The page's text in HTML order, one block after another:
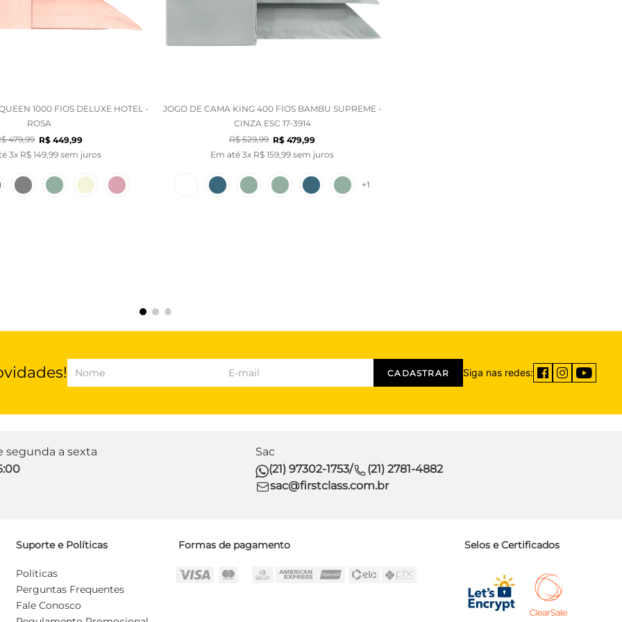
1000 FIOS DELUXE HOTEL -
ROSA
479,99 R$ 449,99
3x R$ 149, 99sem juros
JOGO DE CAMA KING 400 FIOS BAMBU SUPREME -
CINZA ESC 17-3914
R$ 529,99 R$ 479,99
Em até 3x R$ 159 99 sem juros
+1
CADASTRAR Siga nas redes:
segunda a sexta
Sac
(21) 97302-1753/
(21) 2781-4882
sac@firstclass.com.br
Suporte e Políticas
Políticas
Perguntas Frequentes
Fale Conosco
Formas de pagamento Selos e Certificados